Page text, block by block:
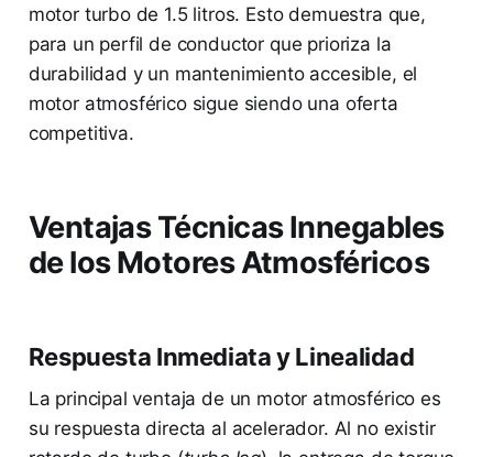
motor turbo de 1.5 litros. Esto demuestra que,
para un perfil de conductor que prioriza la
durabilidad y un mantenimiento accesible, el
motor atmosférico sigue siendo una oferta
competitiva.
Ventajas Técnicas Innegables
de los Motores Atmosféricos
Respuesta Inmediata y Linealidad
La principal ventaja de un motor atmosférico es
su respuesta directa al acelerador. Al no existir